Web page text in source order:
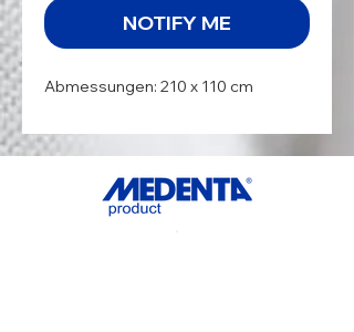
NOTIFY ME
Abmessungen: 210 x 110 cm